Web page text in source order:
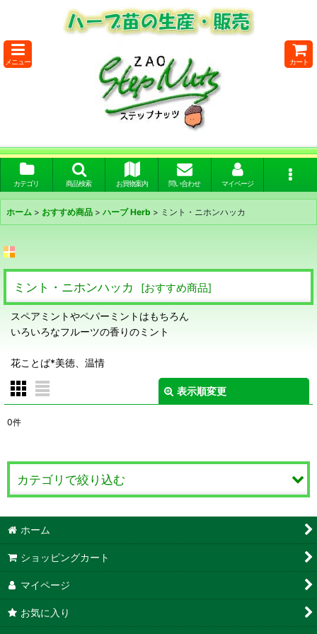
メニュー カート
カテゴリ 商品検索 お買物案内 問い合わせ マイページ
ホーム > おすすめ商品 > ハーブ Herb > ミント・ニホンハッカ
ミント・ニホンハッカ [おすすめ商品]
スペアミントやペパーミントはもちろん
いろいろなフルーツの香りのミント
花ことば*美徳、温情
表示順変更
表示数
在庫あり
並び順:
0件
カテゴリで絞り込む
ハーブ あ行
ハーブ か行
ハーブ さ行
ホーム
ショッピングカート
マイページ
お気に入り